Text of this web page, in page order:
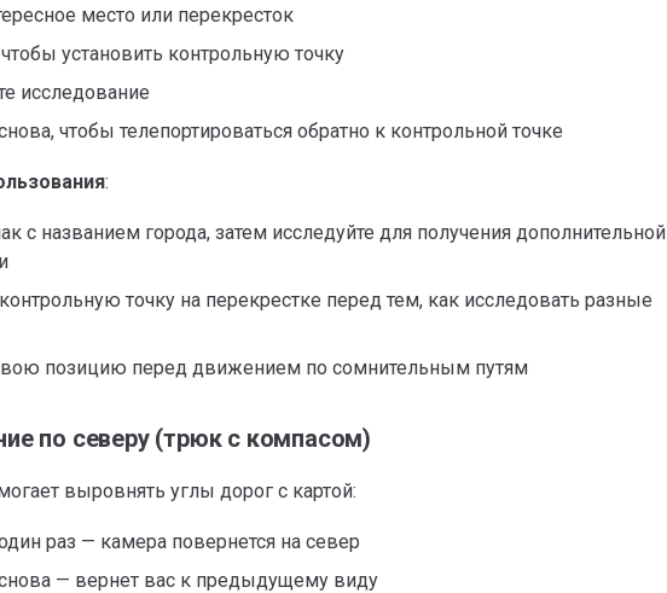
место или перекресток
установить контрольную точку
исследование
чтобы телепортироваться обратно к контрольной точке
:
с названием города, затем исследуйте для получения дополнительной
точку на перекрестке перед тем, как исследовать разные
позицию перед движением по сомнительным путям
по северу (трюк с компасом)
выровнять углы дорог с картой:
раз — камера повернется на север
— вернет вас к предыдущему виду